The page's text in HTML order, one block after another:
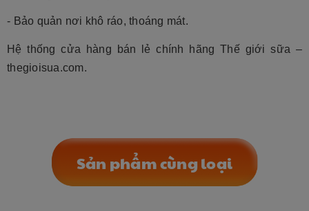
- Bảo quản nơi khô ráo, thoáng mát.
Hệ thống cửa hàng bán lẻ chính hãng Thế giới sữa –
thegioisua.com.
Sản phẩm cùng loại